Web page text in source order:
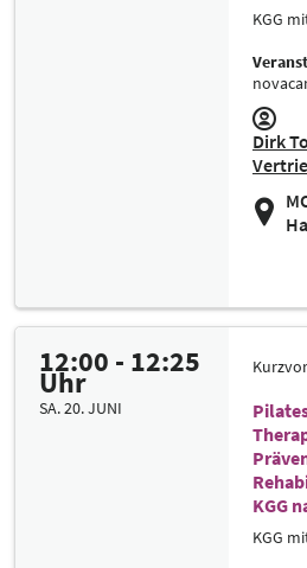
KGG
Dirk
12:00 - 12:25
Uhr
SA. 20. JUNI
KGG
KGG